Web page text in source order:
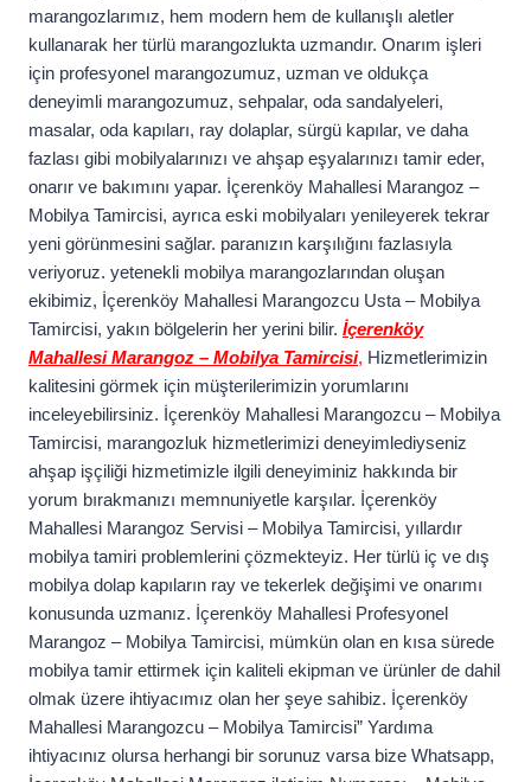
marangozlarımız, hem modern hem de kullanışlı aletler
kullanarak her türlü marangozlukta uzmandır. Onarım işleri
için profesyonel marangozumuz, uzman ve oldukça
deneyimli marangozumuz, sehpalar, oda sandalyeleri,
masalar, oda kapıları, ray dolaplar, sürgü kapılar, ve daha
fazlası gibi mobilyalarınızı ve ahşap eşyalarınızı tamir eder,
onarır ve bakımını yapar. İçerenköy Mahallesi Marangoz –
Mobilya Tamircisi, ayrıca eski mobilyaları yenileyerek tekrar
yeni görünmesini sağlar. paranızın karşılığını fazlasıyla
veriyoruz. yetenekli mobilya marangozlarından oluşan
ekibimiz, İçerenköy Mahallesi Marangozcu Usta – Mobilya
Tamircisi, yakın bölgelerin her yerini bilir. İçerenköy
Mahallesi Marangoz – Mobilya Tamircisi, Hizmetlerimizin
kalitesini görmek için müşterilerimizin yorumlarını
inceleyebilirsiniz. İçerenköy Mahallesi Marangozcu – Mobilya
Tamircisi, marangozluk hizmetlerimizi deneyimlediyseniz
ahşap işçiliği hizmetimizle ilgili deneyiminiz hakkında bir
yorum bırakmanızı memnuniyetle karşılar. İçerenköy
Mahallesi Marangoz Servisi – Mobilya Tamircisi, yıllardır
mobilya tamiri problemlerini çözmekteyiz. Her türlü iç ve dış
mobilya dolap kapıların ray ve tekerlek değişimi ve onarımı
konusunda uzmanız. İçerenköy Mahallesi Profesyonel
Marangoz – Mobilya Tamircisi, mümkün olan en kısa sürede
mobilya tamir ettirmek için kaliteli ekipman ve ürünler de dahil
olmak üzere ihtiyacımız olan her şeye sahibiz. İçerenköy
Mahallesi Marangozcu – Mobilya Tamircisi” Yardıma
ihtiyacınız olursa herhangi bir sorunuz varsa bize Whatsapp,